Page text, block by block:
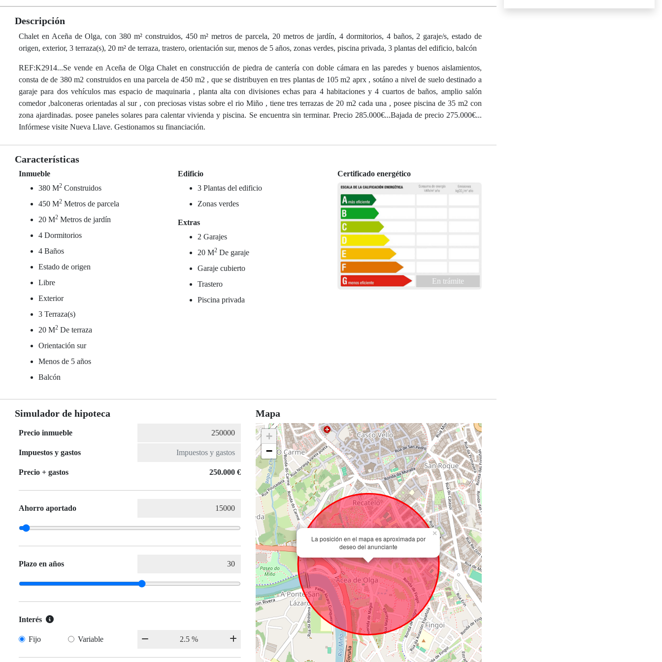
Descripción
Chalet en Aceña de Olga, con 380 m² construidos, 450 m² metros de parcela, 20 metros de jardín, 4 dormitorios, 4 baños, 2 garaje/s, estado de
origen, exterior, 3 terraza(s), 20 m² de terraza, trastero, orientación sur, menos de 5 años, zonas verdes, piscina privada, 3 plantas del edificio, balcón
REF:K2914...Se vende en Aceña de Olga Chalet en construcción de piedra de cantería con doble cámara en las paredes y buenos aislamientos,
consta de de 380 m2 construidos en una parcela de 450 m2 , que se distribuyen en tres plantas de 105 m2 aprx , sotáno a nivel de suelo destinado a
garaje para dos vehículos mas espacio de maquinaria , planta alta con divisiones echas para 4 habitaciones y 4 cuartos de baños, amplio salón
comedor ,balconeras orientadas al sur , con preciosas vistas sobre el rio Miño , tiene tres terrazas de 20 m2 cada una , posee piscina de 35 m2 con
zona ajardinadas. posee paneles solares para calentar vivienda y piscina. Se encuentra sin terminar. Precio 285.000€...Bajada de precio 275.000€...
Infórmese visite Nueva Llave. Gestionamos su financiación.
Características
Inmueble
380 M2 Construidos
450 M2 Metros de parcela
20 M2 Metros de jardín
4 Dormitorios
4 Baños
Estado de origen
Libre
Exterior
3 Terraza(s)
20 M2 De terraza
Orientación sur
Menos de 5 años
Balcón
Edificio
3 Plantas del edificio
Zonas verdes
Extras
2 Garajes
20 M2 De garaje
Garaje cubierto
Trastero
Piscina privada
Certificado energético
En trámite
Simulador de hipoteca
Precio inmueble
Impuestos y gastos
Precio + gastos 250.000 €
Ahorro aportado
Plazo en años
Interés
Fijo Variable
Mapa
La posición en el mapa es aproximada por
deseo del anunciante
×
+
−